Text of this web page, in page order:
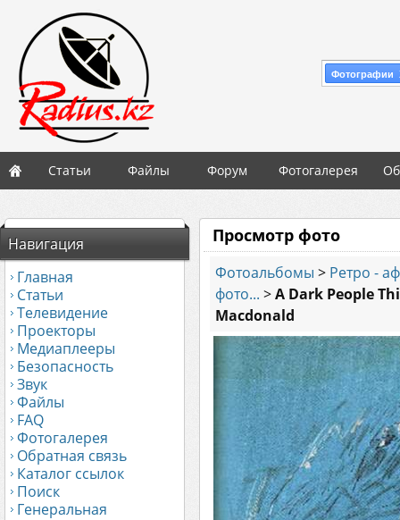
Фотографии
Статьи Файлы Форум Фотогалерея
Навигация
Главная
Статьи
Телевидение
Проекторы
Медиаплееры
Безопасность
Звук
Файлы
FAQ
Фотогалерея
Обратная связь
Каталог ссылок
Поиск
Генеральная
Просмотр фото
Фотоальбомы > Ретро -
фото... >A Dark People
Macdonald